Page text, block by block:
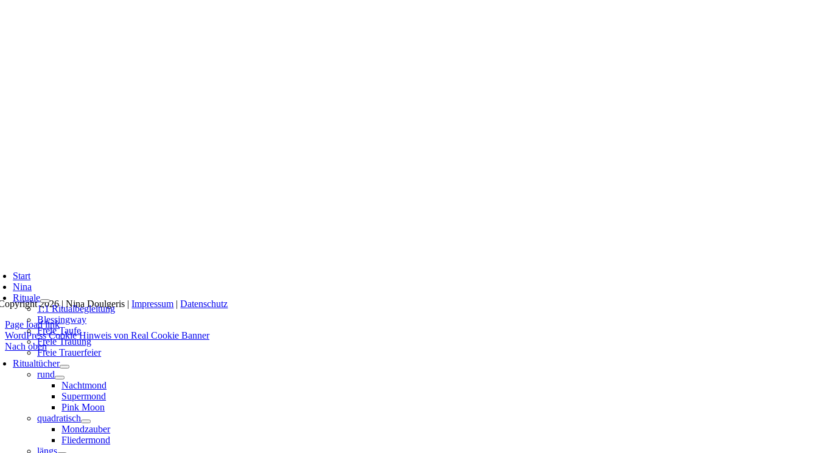
Start
Nina
Rituale
1:1 Ritualbegleitung
Blessingway
Freie Taufe
Freie Trauung
Freie Trauerfeier
Ritualtücher
rund
Nachtmond
Supermond
Pink Moon
quadratisch
Mondzauber
Fliedermond
längs
2026 | Nina Doulgeris |Impressum |Datenschutz
Page load link
WordPress Cookie Hinweis von Real Cookie Banner
Nach oben